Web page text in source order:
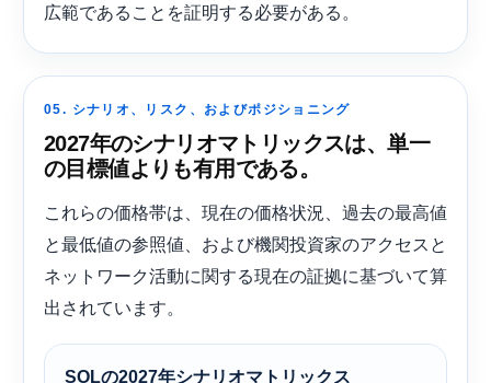
広範であることを証明する必要がある。
05. シナリオ、リスク、およびポジショニング
2027年のシナリオマトリックスは、単一
の目標値よりも有用である。
これらの価格帯は、現在の価格状況、過去の最高値
と最低値の参照値、および機関投資家のアクセスと
ネットワーク活動に関する現在の証拠に基づいて算
出されています。
SOLの2027年シナリオマトリックス